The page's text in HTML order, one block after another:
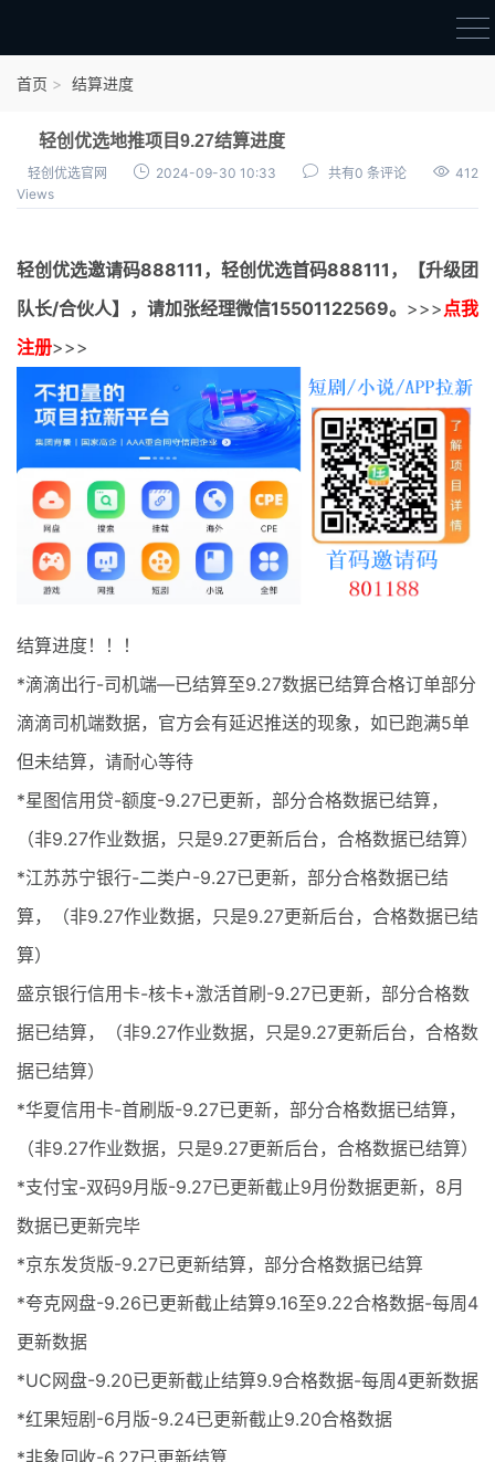
结算进度
团队长扶持
充场项目报价
无人直播
电商入门
最新通知
项目介绍
首页 结算进度
轻创优选地推项目9.27结算进度
轻创优选官网 2024-09-30 10:33 共有0 条评论
412
Views
轻创优选邀请码888111， 轻创优选首码888111，【升级团
队长/合伙人】，请加张经理微信15501122569。 >>>点我
注册>>>
结算进度！！！
*滴滴出行-司机端—已结算至9.27数据已结算合格订单部分
滴滴司机端数据，官方会有延迟推送的现象，如已跑满5单
但未结算，请耐心等待
*星图信用贷-额度-9.27已更新，部分合格数据已结算，
（非9.27作业数据，只是9.27更新后台，合格数据已结算）
*江苏苏宁银行-二类户-9.27已更新，部分合格数据已结
算，（非9.27作业数据，只是9.27更新后台，合格数据已结
算）
盛京银行信用卡-核卡+激活首刷-9.27已更新，部分合格数
据已结算，（非9.27作业数据，只是9.27更新后台，合格数
据已结算）
*华夏信用卡-首刷版-9.27已更新，部分合格数据已结算，
（非9.27作业数据，只是9.27更新后台，合格数据已结算）
*支付宝-双码9月版-9.27已更新截止9月份数据更新，8月
数据已更新完毕
*京东发货版-9.27已更新结算，部分合格数据已结算
*夸克网盘-9.26已更新截止结算9.16至9.22合格数据-每周4
更新数据
*UC网盘-9.20已更新截止结算9.9合格数据-每周4更新数据
*红果短剧-6月版-9.24已更新截止9.20合格数据
*非象回收-6.27已更新结算